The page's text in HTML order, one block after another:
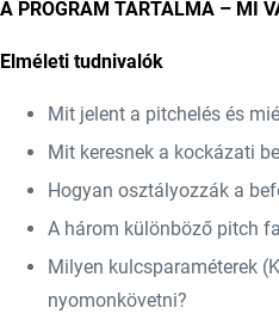
A PROGRAM TARTALMA – MI
Elméleti tudnivalók
Mit jelent a pitchelés és
Mit keresnek a kockázati
Hogyan osztályozzák a
A három különböző pitch
Milyen kulcsparaméterek
nyomonkövetni?